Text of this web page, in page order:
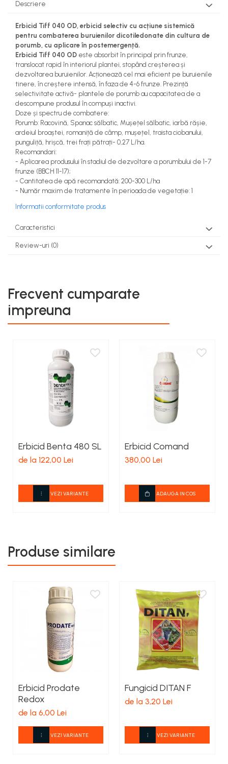
teascuri
Nivele si masurare unghi
Nivele, Echere si Compasuri
Rulete
Descriere
Erbicid Tiff 040 OD, erbicid selectiv cu acțiune sistemică
pentru combaterea buruienilor dicotiledonate din cultura de
porumb, cu aplicare în postemergență.
Erbicid Tiff 040 OD este absorbit în principal prin frunze,
translocat rapid în interiorul plantei, stopând creșterea și
dezvoltarea buruienilor. Acționează cel mai eficient pe buruienile
tinere, în creștere intensă, în faza de 4-6 frunze. Prezință
selectivitate activă- plantele de porumb au capacitatea de a
descompune produsul în compuși inactivi.
Doze și spectru de combatere:
Porumb: Racovină, Spanac sălbatic, Mușețel sălbatic, iarbă rășie,
ardeiul broaștei, romaniță de câmp, mușețel, traista ciobanului,
punguliță, hrișcă, trei frați pătrați- 0,27 L/ha.
Recomandari:
- Aplicarea produsului în stadiul de dezvoltare a porumbului de 1-7
frunze (BBCH 11-17);
- Cantitatea de apă recomandată: 200-300 L/ha
- Număr maxim de tratamente în perioada de vegetație: 1
Informatii conformitate produs
Caracteristici
Review-uri (0)
Frecvent cumparate
impreuna
Erbicid Benta 480 SL
de la 122,00 Lei
VEZI VARIANTE
Erbicid Comand
380,00 Lei
ADAUGA IN COS
Produse similare
Erbicid Prodate
Redox
de la 6,00 Lei
VEZI VARIANTE
Fungicid DITAN F
de la 3,20 Lei
VEZI VARIANTE